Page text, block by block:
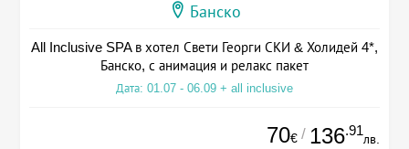
Банско
All Inclusive SPA в хотел Свети Георги СКИ & Холидей 4*,
Банско, с анимация и релакс пакет
Дата: 01.07 - 06.09 + all inclusive
70€ / 136.91
лв.